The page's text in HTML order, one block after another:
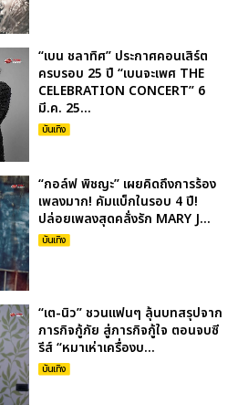
“เบน ชลาทิศ” ประกาศคอนเสิร์ต
ครบรอบ 25 ปี “เบนจะเพศ THE
CELEBRATION CONCERT” 6
มี.ค. 25...
บันเทิง
“กอล์ฟ พิชญะ” เผยคิดถึงการร้อง
เพลงมาก! คัมแบ็กในรอบ 4 ปี!
ปล่อยเพลงสุดคลั่งรัก MARY J...
บันเทิง
“เต-นิว” ชวนแฟนๆ ลุ้นบทสรุปจาก
ภารกิจกู้ภัย สู่ภารกิจกู้ใจ ตอนจบซี
รีส์ “หมาเห่าเครื่องบ...
บันเทิง